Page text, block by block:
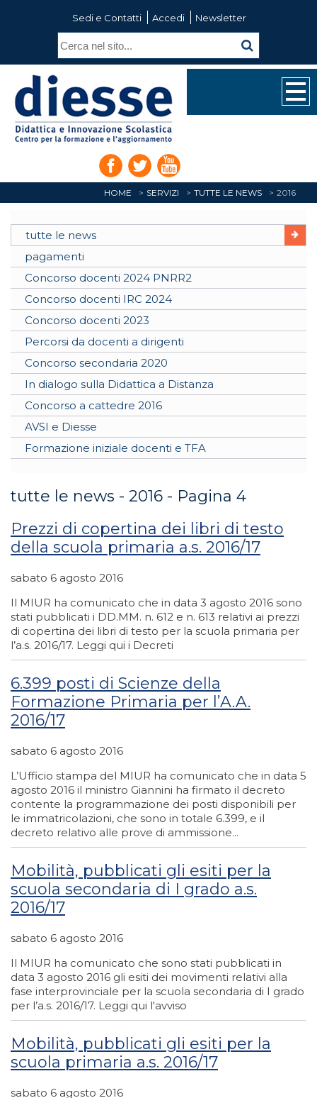
Sedi e Contatti Accedi Newsletter
HOME SERVIZI TUTTE LE NEWS 2016
tutte le news
pagamenti
Concorso docenti 2024 PNRR2
Concorso docenti IRC 2024
Concorso docenti 2023
Percorsi da docenti a dirigenti
Concorso secondaria 2020
In dialogo sulla Didattica a Distanza
Concorso a cattedre 2016
AVSI e Diesse
Formazione iniziale docenti e TFA
tutte le news - 2016 - Pagina 4
Prezzi di copertina dei libri di testo
della scuola primaria a.s. 2016/17
sabato 6 agosto 2016
Il MIUR ha comunicato che in data 3 agosto 2016 sono
stati pubblicati i DD.MM. n. 612 e n. 613 relativi ai prezzi
di copertina dei libri di testo per la scuola primaria per
l’a.s. 2016/17. Leggi qui i Decreti
6.399 posti di Scienze della
Formazione Primaria per l’A.A.
2016/17
sabato 6 agosto 2016
L’Ufficio stampa del MIUR ha comunicato che in data 5
agosto 2016 il ministro Giannini ha firmato il decreto
contente la programmazione dei posti disponibili per
le immatricolazioni, che sono in totale 6.399, e il
decreto relativo alle prove di ammissione...
Mobilità, pubblicati gli esiti per la
scuola secondaria di I grado a.s.
2016/17
sabato 6 agosto 2016
Il MIUR ha comunicato che sono stati pubblicati in
data 3 agosto 2016 gli esiti dei movimenti relativi alla
fase interprovinciale per la scuola secondaria di I grado
per l’a.s. 2016/17. Leggi qui l'avviso
Mobilità, pubblicati gli esiti per la
scuola primaria a.s. 2016/17
sabato 6 agosto 2016